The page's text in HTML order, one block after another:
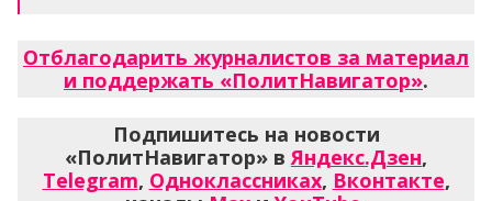
Отблагодарить журналистов за материал
и поддержать «ПолитНавигатор».
Подпишитесь на новости
«ПолитНавигатор» вЯндекс.Дзен,
Telegram, Одноклассниках, Вконтакте,